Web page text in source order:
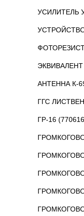
УСИЛИТЕЛЬ
АНТЕННА К-
ГГС
ГР-16